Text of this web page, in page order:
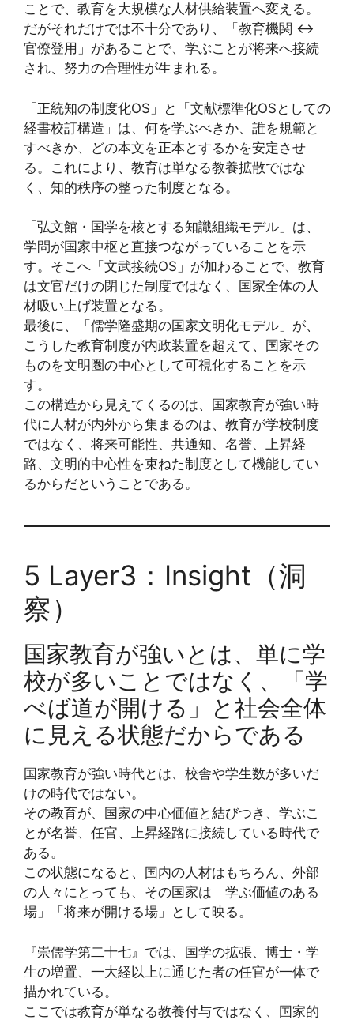
ことで、教育を大規模な人材供給装置へ変える。
だがそれだけでは不十分であり、「教育機関 ↔
官僚登用」があることで、学ぶことが将来へ接続
され、努力の合理性が生まれる。
「正統知の制度化OS」と「文献標準化OSとしての
経書校訂構造」は、何を学ぶべきか、誰を規範と
すべきか、どの本文を正本とするかを安定させ
る。これにより、教育は単なる教養拡散ではな
く、知的秩序の整った制度となる。
「弘文館・国学を核とする知識組織モデル」は、
学問が国家中枢と直接つながっていることを示
す。そこへ「文武接続OS」が加わることで、教育
は文官だけの閉じた制度ではなく、国家全体の人
材吸い上げ装置となる。
最後に、「儒学隆盛期の国家文明化モデル」が、
こうした教育制度が内政装置を超えて、国家その
ものを文明圏の中心として可視化することを示
す。
この構造から見えてくるのは、国家教育が強い時
代に人材が内外から集まるのは、教育が学校制度
ではなく、将来可能性、共通知、名誉、上昇経
路、文明的中心性を束ねた制度として機能してい
るからだということである。
5 Layer3：Insight（洞
察）
国家教育が強いとは、単に学
校が多いことではなく、「学
べば道が開ける」と社会全体
に見える状態だからである
国家教育が強い時代とは、校舎や学生数が多いだ
けの時代ではない。
その教育が、国家の中心価値と結びつき、学ぶこ
とが名誉、任官、上昇経路に接続している時代で
ある。
この状態になると、国内の人材はもちろん、外部
の人々にとっても、その国家は「学ぶ価値のある
場」「将来が開ける場」として映る。
『崇儒学第二十七』では、国学の拡張、博士・学
生の増置、一大経以上に通じた者の任官が一体で
描かれている。
ここでは教育が単なる教養付与ではなく、国家的